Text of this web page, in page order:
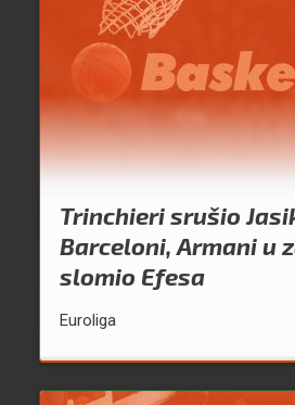
Trinchieri srušio
Barceloni, Armani u
slomio Efesa
Euroliga